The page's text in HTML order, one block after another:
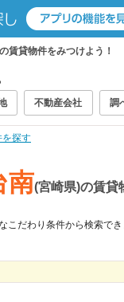
賃貸物件をみつけよう！
不動産会社 調
を探す
南(宮崎県)の賃貸
こだわり条件から検索でき